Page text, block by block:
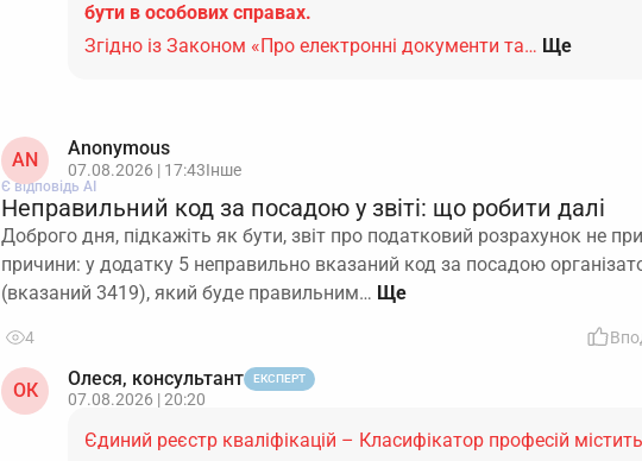
бути в особових справах.
Згідно із Законом «Про електронні документи та… Ще
AN
Anonymous
07.08.2026 | 17:43Інше
Є відповідь АІ
Неправильний код за посадою у звіті: що робити далі
Доброго дня, підкажіть як бути, звіт про податковий розрахунок не
причини: у додатку 5 неправильно вказаний код за посадою
(вказаний 3419), який буде правильним…
4
ОК
Олеся, консультант ЕКСПЕРТ
07.08.2026 | 20:20
Єдиний реєстр кваліфікацій – Класифікатор професій